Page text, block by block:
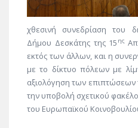
χθεσινή συνεδρίαση του
Δήμου Δεσκάτης της 15 ης
εκτός των άλλων, και η
με το δίκτυο πόλεων με
αξιολόγηση των επιπτώσεων
την υποβολή σχετικού
του Ευρωπαϊκού